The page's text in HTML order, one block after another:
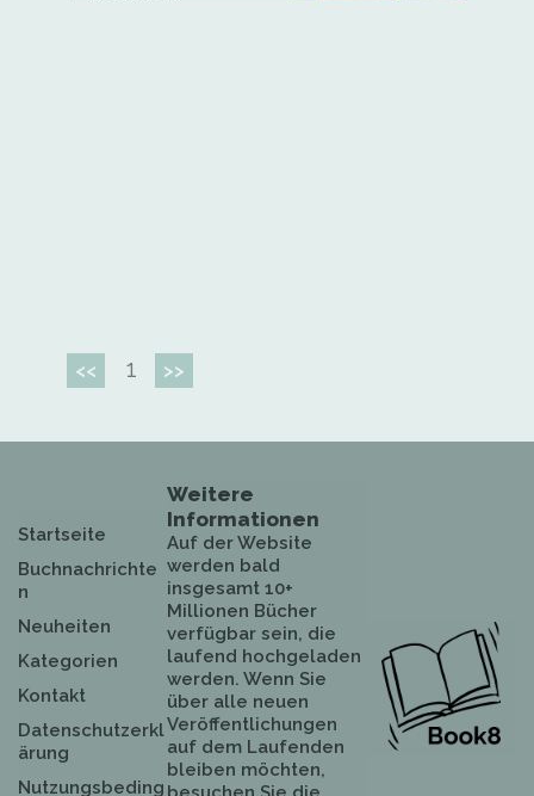
<< 1 >>
Startseite
Buchnachrichte
n
Neuheiten
Kategorien
Kontakt
Datenschutzerkl
ärung
Nutzungsbeding
Weitere
Informationen
Auf der Website
werden bald
insgesamt 10+
Millionen Bücher
verfügbar sein, die
laufend hochgeladen
werden. Wenn Sie
über alle neuen
Veröffentlichungen
auf dem Laufenden
bleiben möchten,